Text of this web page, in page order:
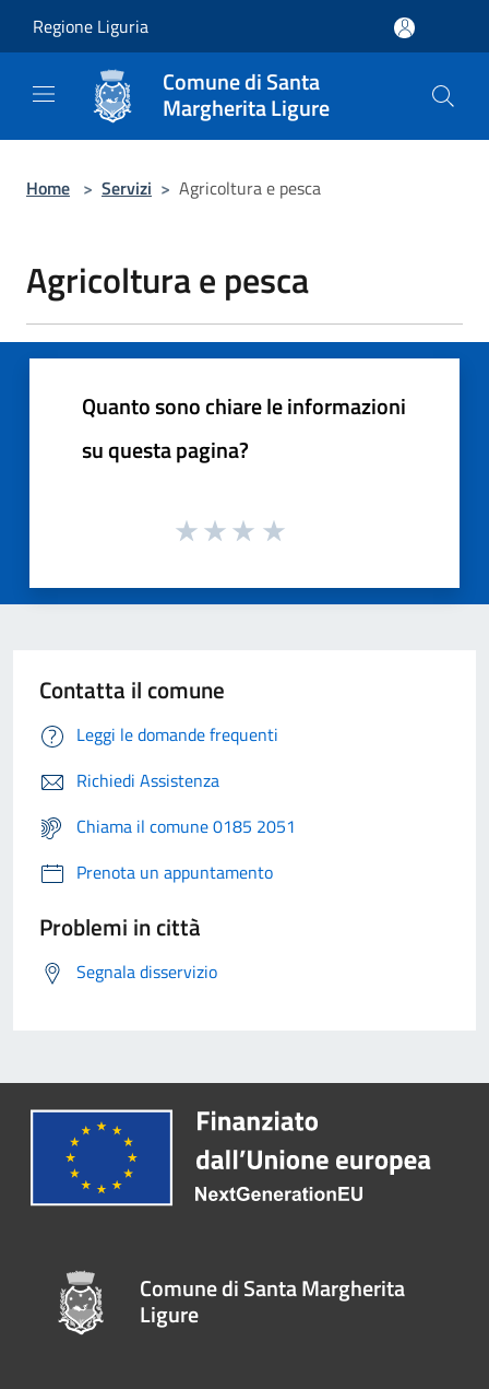
Regione Liguria
Comune di Santa
Margherita Ligure
Home > Servizi > Agricoltura e pesca
Agricoltura e pesca
Quanto sono chiare le informazioni
su questa pagina?
Contatta il comune
Leggi le domande frequenti
Richiedi Assistenza
Chiama il comune 0185 2051
Prenota un appuntamento
Problemi in città
Segnala disservizio
Comune di Santa Margherita
Ligure